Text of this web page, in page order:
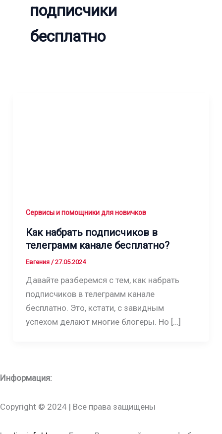
подписчики
бесплатно
Сервисы и помощники для новичков
Как набрать подписчиков в
телеграмм канале бесплатно?
Евгения /27.05.2024
Давайте разберемся с тем, как набрать
подписчиков в телеграмм канале
бесплатно. Это, кстати, с завидным
успехом делают многие блогеры. Но […]
Информация:
Copyright © 2024 | Все права защищены